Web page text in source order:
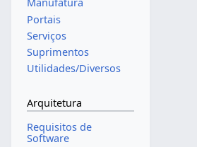
Manufatura
Portais
Serviços
Suprimentos
Utilidades/Diversos
Arquitetura
Requisitos de
Software